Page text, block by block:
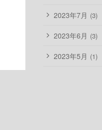
2023年7月 (3)
2023年6月 (3)
2023年5月 (1)